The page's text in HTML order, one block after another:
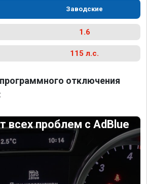
Заводские
1.6
115 л.с.
отключения
всех проблем с AdBlue